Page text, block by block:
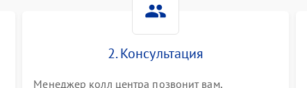
2. Консультация
Менеджер колл центра позвонит вам,